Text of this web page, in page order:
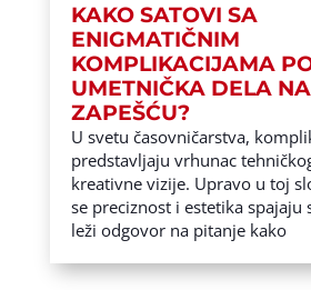
KAKO SATOVI SA
ENIGMATIČNIM
KOMPLIKACIJAMA
UMETNIČKA DELA
ZAPEŠĆU?
U svetu časovničarstva,
predstavljaju vrhunac
kreativne vizije. Upravo u toj
se preciznost i estetika spajaju
leži odgovor na pitanje kako